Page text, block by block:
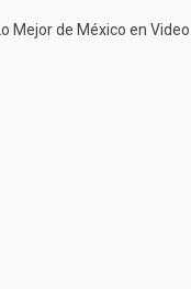
Lo Mejor de México en